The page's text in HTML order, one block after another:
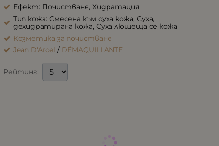
Ефект: Почистване, Хидратация
Тип кожа: Смесена към суха кожа, Суха,
дехидратирана кожа, Суха лющеща се кожа
Козметика за почистване
Jean D'Arcel / DÉMAQUILLANTE
Рейтинг: